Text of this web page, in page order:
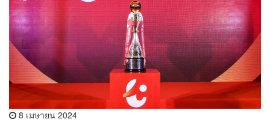
8 เมษายน 2024